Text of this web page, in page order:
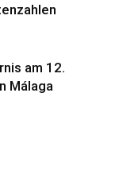
am 12.
Málaga